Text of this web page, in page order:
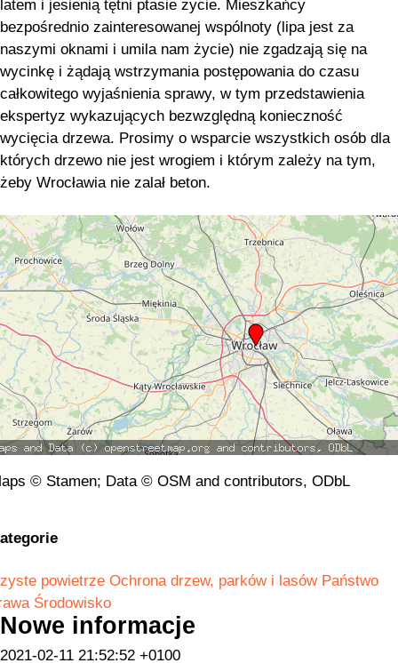
latem i jesienią tętni ptasie życie. Mieszkańcy
bezpośrednio zainteresowanej wspólnoty (lipa jest za
naszymi oknami i umila nam życie) nie zgadzają się na
wycinkę i żądają wstrzymania postępowania do czasu
całkowitego wyjaśnienia sprawy, w tym przedstawienia
ekspertyz wykazujących bezwzględną konieczność
wycięcia drzewa. Prosimy o wsparcie wszystkich osób dla
których drzewo nie jest wrogiem i którym zależy na tym,
żeby Wrocławia nie zalał beton.
© Stamen; Data © OSM and contributors, ODbL
powietrze Ochrona drzew, parków i lasów Państwo
Środowisko
Nowe informacje
2021-02-11 21:52:52 +0100